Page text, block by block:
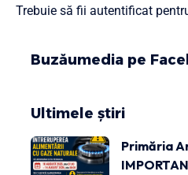
Trebuie să fii autentificat
Buzăumedia pe
Ultimele știri
Primăria